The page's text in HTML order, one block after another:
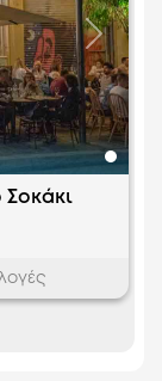
Επόμενη
Σοκάκι